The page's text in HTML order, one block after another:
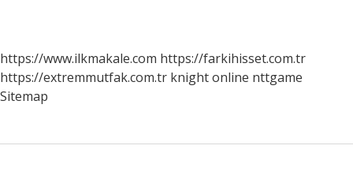
https://www.ilkmakale.com https://farkihisset.com.tr
https://extremmutfak.com.tr knight online nttgame
Sitemap